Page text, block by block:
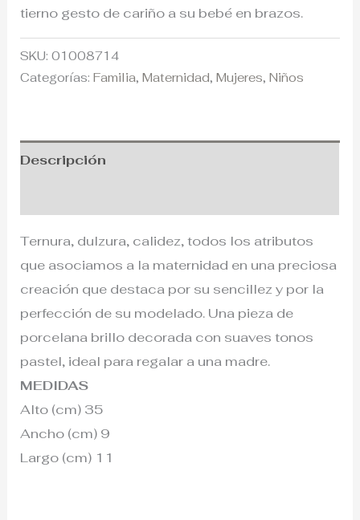
tierno gesto de cariño a su bebé en brazos.
SKU:01008714
Categorías:Familia,Maternidad,Mujeres,Niños
Descripción
Ternura, dulzura, calidez, todos los atributos
que asociamos a la maternidad en una preciosa
creación que destaca por su sencillez y por la
perfección de su modelado. Una pieza de
porcelana brillo decorada con suaves tonos
pastel, ideal para regalar a una madre.
MEDIDAS
Alto (cm) 35
Ancho (cm) 9
Largo (cm) 11